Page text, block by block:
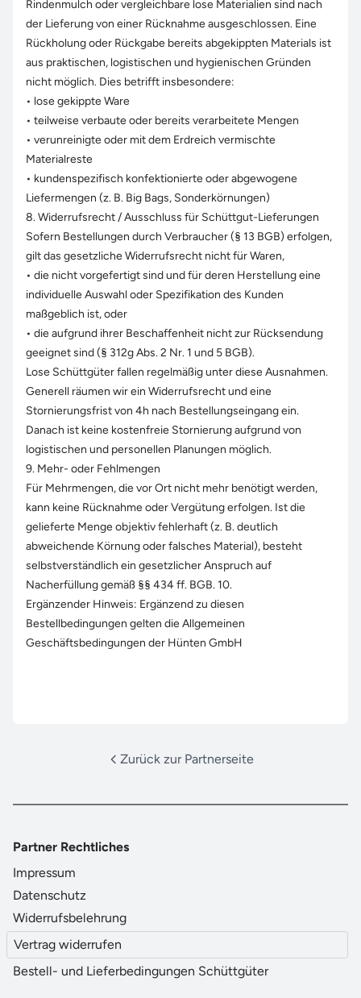
Rindenmulch oder vergleichbare lose Materialien sind nach
der Lieferung von einer Rücknahme ausgeschlossen. Eine
Rückholung oder Rückgabe bereits abgekippten Materials ist
aus praktischen, logistischen und hygienischen Gründen
nicht möglich. Dies betrifft insbesondere:
• lose gekippte Ware
• teilweise verbaute oder bereits verarbeitete Mengen
• verunreinigte oder mit dem Erdreich vermischte
Materialreste
• kundenspezifisch konfektionierte oder abgewogene
Liefermengen (z. B. Big Bags, Sonderkörnungen)
8. Widerrufsrecht / Ausschluss für Schüttgut-Lieferungen
Sofern Bestellungen durch Verbraucher (§ 13 BGB) erfolgen,
gilt das gesetzliche Widerrufsrecht nicht für Waren,
• die nicht vorgefertigt sind und für deren Herstellung eine
individuelle Auswahl oder Spezifikation des Kunden
maßgeblich ist, oder
• die aufgrund ihrer Beschaffenheit nicht zur Rücksendung
geeignet sind (§ 312g Abs. 2 Nr. 1 und 5 BGB).
Lose Schüttgüter fallen regelmäßig unter diese Ausnahmen.
Generell räumen wir ein Widerrufsrecht und eine
Stornierungsfrist von 4h nach Bestellungseingang ein.
Danach ist keine kostenfreie Stornierung aufgrund von
logistischen und personellen Planungen möglich.
9. Mehr- oder Fehlmengen
Für Mehrmengen, die vor Ort nicht mehr benötigt werden,
kann keine Rücknahme oder Vergütung erfolgen. Ist die
gelieferte Menge objektiv fehlerhaft (z. B. deutlich
abweichende Körnung oder falsches Material), besteht
selbstverständlich ein gesetzlicher Anspruch auf
Nacherfüllung gemäß §§ 434 ff. BGB. 10.
Ergänzender Hinweis: Ergänzend zu diesen
Bestellbedingungen gelten die Allgemeinen
Geschäftsbedingungen der Hünten GmbH
Zurück zur Partnerseite
Partner Rechtliches
Impressum
Datenschutz
Widerrufsbelehrung
Vertrag widerrufen
Bestell- und Lieferbedingungen Schüttgüter